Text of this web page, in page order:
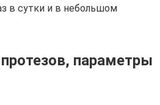
в сутки и в небольшом
параметры